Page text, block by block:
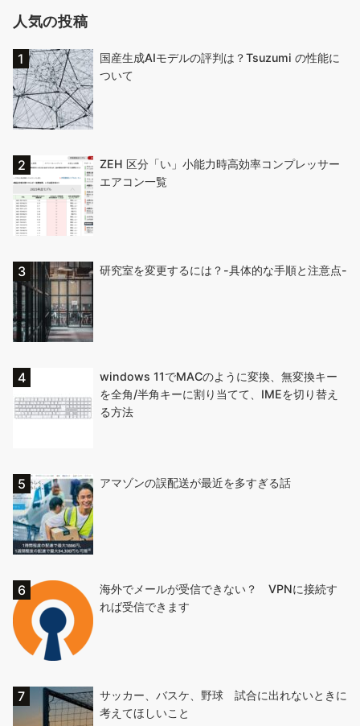
人気の投稿
国産生成AIモデルの評判は？Tsuzumi の性能に
ついて
ZEH 区分「い」小能力時高効率コンプレッサー
エアコン一覧
研究室を変更するには？-具体的な手順と注意点-
windows 11でMACのように変換、無変換キー
を全角/半角キーに割り当てて、IMEを切り替え
る方法
アマゾンの誤配送が最近を多すぎる話
海外でメールが受信できない？ VPNに接続す
れば受信できます
サッカー、バスケ、野球 試合に出れないときに
考えてほしいこと